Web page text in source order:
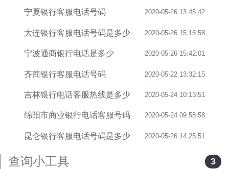
宁夏银行客服电话号码 2020-05-26 13:45:42
大连银行客服电话号码是多少 2020-05-26 15:15:58
宁波通商银行电话是多少 2020-05-26 15:42:01
齐商银行客服电话号码 2020-05-22 13:32:15
吉林银行电话客服热线是多少 2020-05-24 10:13:51
绵阳市商业银行电话客服号码 2020-05-24 09:58:58
昆仑银行客服电话号码是多少 2020-05-26 14:25:51
查询小工具 3